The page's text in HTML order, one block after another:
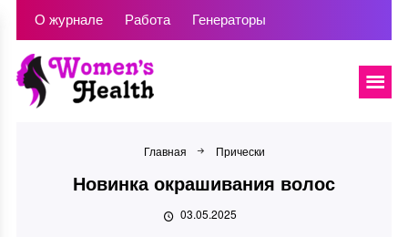
О журнале Работа Генераторы
Главная Прически
Новинка окрашивания волос
03.05.2025